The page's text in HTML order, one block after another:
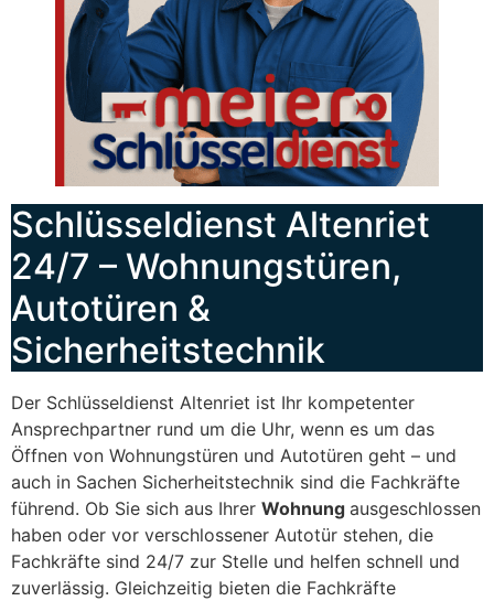
Schlüsseldienst Altenriet
24/7 – Wohnungstüren,
Autotüren &
Sicherheitstechnik
Der Schlüsseldienst Altenriet ist Ihr kompetenter
Ansprechpartner rund um die Uhr, wenn es um das
Öffnen von Wohnungstüren und Autotüren geht – und
auch in Sachen Sicherheitstechnik sind die Fachkräfte
führend. Ob Sie sich aus Ihrer Wohnung ausgeschlossen
haben oder vor verschlossener Autotür stehen, die
Fachkräfte sind 24/7 zur Stelle und helfen schnell und
zuverlässig. Gleichzeitig bieten die Fachkräfte